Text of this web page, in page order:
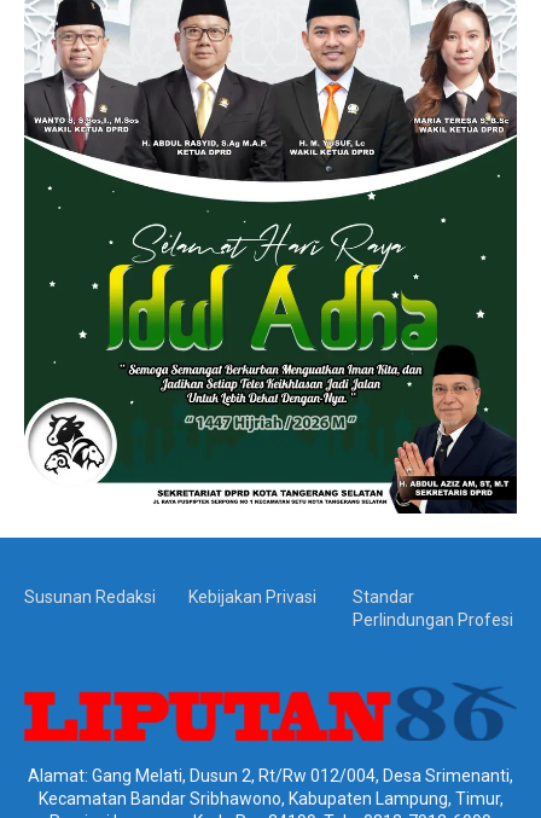
Susunan Redaksi Kebijakan Privasi
Standar
Perlindungan Profesi
Alamat: Gang Melati, Dusun 2, Rt/Rw 012/004, Desa Srimenanti,
Kecamatan Bandar Sribhawono, Kabupaten Lampung, Timur,